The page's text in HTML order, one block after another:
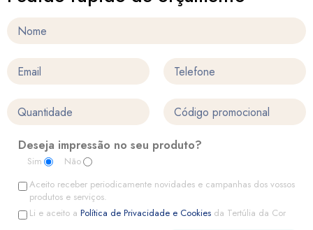
Deseja impressão no seu produto?
Sim
Não
Aceito receber periodicamente novidades e campanhas dos vossos
produtos e serviços.
Li e aceito a Política de Privacidade e Cookies da Tertúlia da Cor